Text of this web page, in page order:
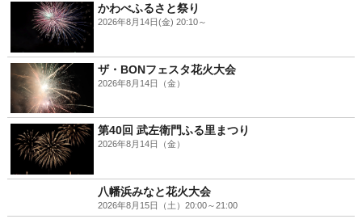
かわべふるさと祭り
2026年8月14日(金) 20:10～
ザ・BONフェスタ花火大会
2026年8月14日（金）
第40回 武左衛門ふる里まつり
2026年8月14日（金）
八幡浜みなと花火大会
2026年8月15日（土）20:00～21:00